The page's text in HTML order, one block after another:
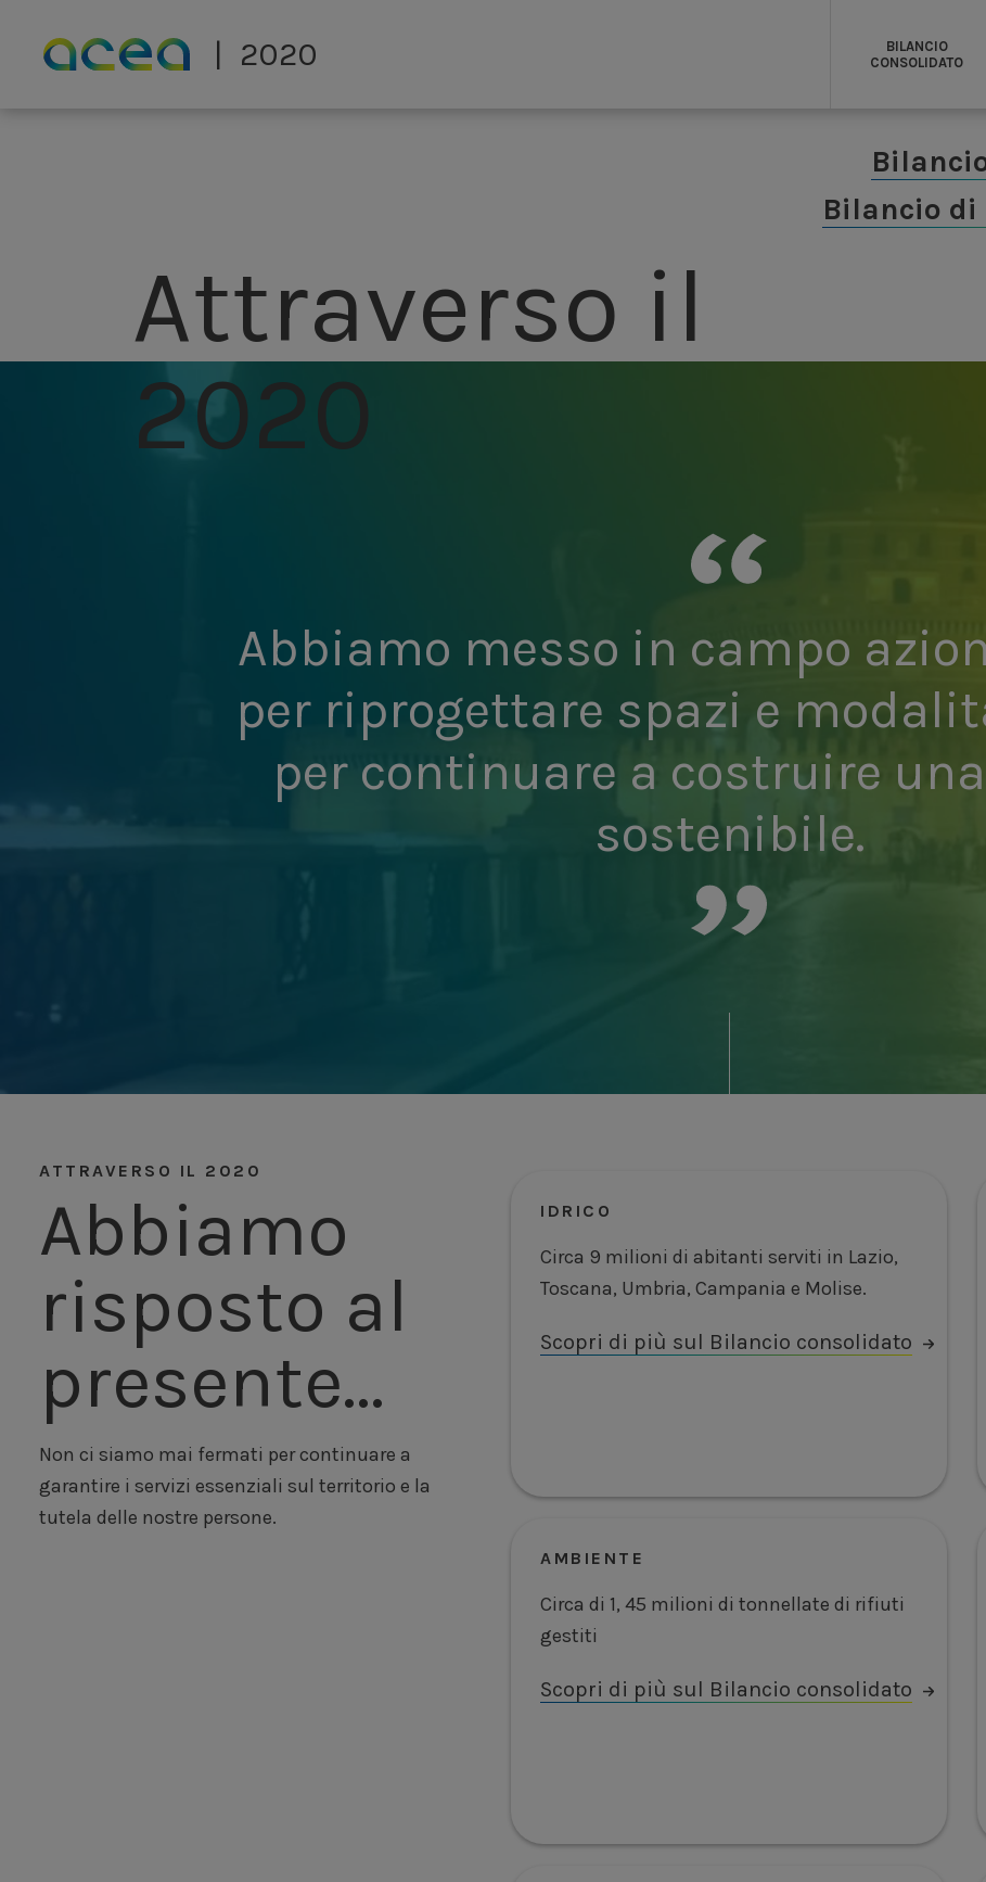
2020
BILANCIO
CONSOLIDATO
Bilancio
Attraverso il
2020
Abbiamo messo in campo
per riprogettare spazi e
per continuare a costruire
sostenibile.
ATTRAVERSO IL 2020
Abbiamo
risposto al
presente…
Non ci siamo mai fermati per continuare a
garantire i servizi essenziali sul territorio e la
tutela delle nostre persone.
IDRICO
Circa 9 milioni di abitanti serviti in Lazio,
Toscana, Umbria, Campania e Molise.
Scopri di più sul Bilancio consolidato
AMBIENTE
Circa di 1, 45 milioni di tonnellate di rifiuti
gestiti
Scopri di più sul Bilancio consolidato